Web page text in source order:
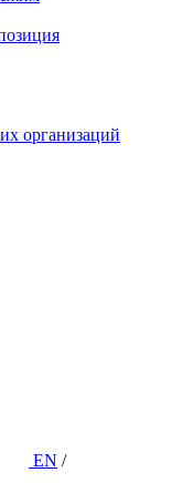
организаций
EN /